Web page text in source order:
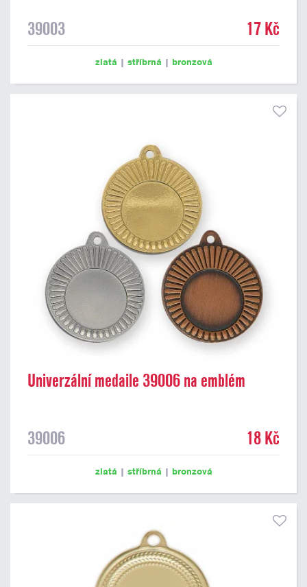
39003 17 Kč
zlatá | stříbrná | bronzová
Univerzální medaile 39006 na emblém
39006 18 Kč
zlatá | stříbrná | bronzová